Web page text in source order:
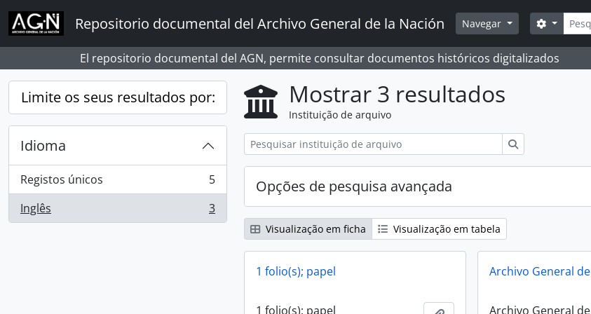
Skip to main content
Repositorio documental del Archivo General de la Nación Navegar Opções
El repositorio documental del AGN, permite consultar documentos históricos digitalizados
Limite os seus resultados por:
Idioma
Registos únicos
, 5 resultados
5
Inglês
, 3 resultados 3
Mostrar 3 resultados
Instituição de arquivo
Opções de pesquisa avançada
Visualização em ficha Visualização em tabela
1 folio(s); papel
1 folio(s); papel
Archivo General
Archivo General